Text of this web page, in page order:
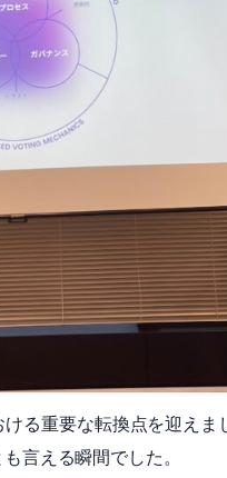
る重要な転換点を迎え
も言える瞬間でした。